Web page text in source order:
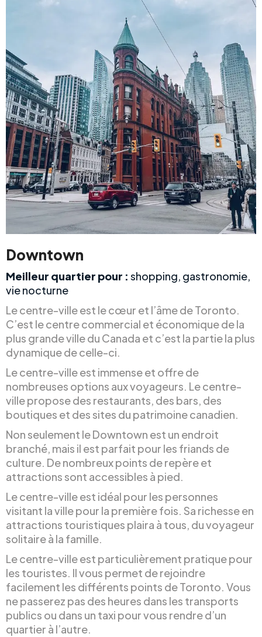
Downtown
Meilleur quartier pour : shopping, gastronomie,
vie nocturne
Le centre-ville est le cœur et l’âme de Toronto.
C’est le centre commercial et économique de la
plus grande ville du Canada et c’est la partie la plus
dynamique de celle-ci.
Le centre-ville est immense et offre de
nombreuses options aux voyageurs. Le centre-
ville propose des restaurants, des bars, des
boutiques et des sites du patrimoine canadien.
Non seulement le Downtown est un endroit
branché, mais il est parfait pour les friands de
culture. De nombreux points de repère et
attractions sont accessibles à pied.
Le centre-ville est idéal pour les personnes
visitant la ville pour la première fois. Sa richesse en
attractions touristiques plaira à tous, du voyageur
solitaire à la famille.
Le centre-ville est particulièrement pratique pour
les touristes. Il vous permet de rejoindre
facilement les différents points de Toronto. Vous
ne passerez pas des heures dans les transports
publics ou dans un taxi pour vous rendre d’un
quartier à l’autre.